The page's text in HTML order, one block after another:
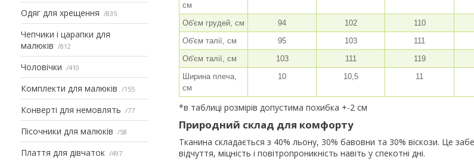
Одяг для хрещення 835
Чепчики і царапки для
малюків
812
Чоловічки 410
Комплекти для малюків 155
Конверті для немовлять 77
Пісочники для малюків 58
Плаття для дівчаток 497
см
Об'єм грудей, см 94 102 110
Об'єм талії, см
95 103 111
Об'єм талії, см
103 111 119
Ширина плеча,
см
10 10,5 11
*в таблиці розмірів допустима похибка +-2 см
Природний склад для комфорту
Тканина складається з 40% льону, 30% бавовни та 30% віскози. Це
відчуття, міцність і повітропроникність навіть у спекотні дні.